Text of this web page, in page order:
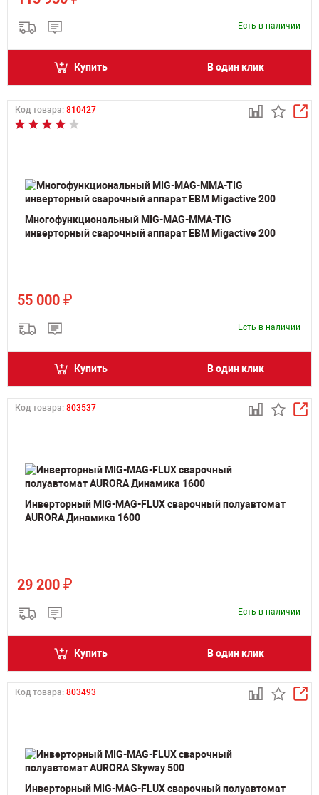
Есть в наличии
Купить В один клик
Код товара: 810427
Многофункциональный MIG-MAG-MMA-TIG
инверторный сварочный аппарат ЕВМ Migactive 200
55 000 ₽
Есть в наличии
Купить В один клик
Код товара: 803537
Инверторный MIG-MAG-FLUX сварочный полуавтомат
AURORA Динамика 1600
29 200 ₽
Есть в наличии
Купить В один клик
Код товара: 803493
Инверторный MIG-MAG-FLUX сварочный полуавтомат